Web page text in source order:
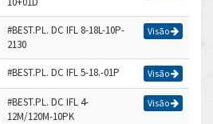
#BEST.PL. DC IFL 8-18L-10P-
2130
Visão
#BEST.PL. DC IFL 5-18.-01P Visão
#BEST.PL. DC IFL 4-
12M/120M-10PK
Visão